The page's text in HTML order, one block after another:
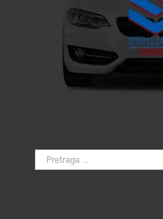
Search
for: